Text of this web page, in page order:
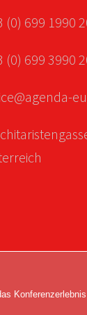
(0) 699 1990
(0) 699 3990